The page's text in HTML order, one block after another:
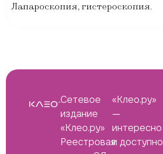
Лапароскопия, гистероскопия.
Сетевое
издание
«Клео.ру»
Реестровая
«Клео.ру»
—
интересно
и доступно